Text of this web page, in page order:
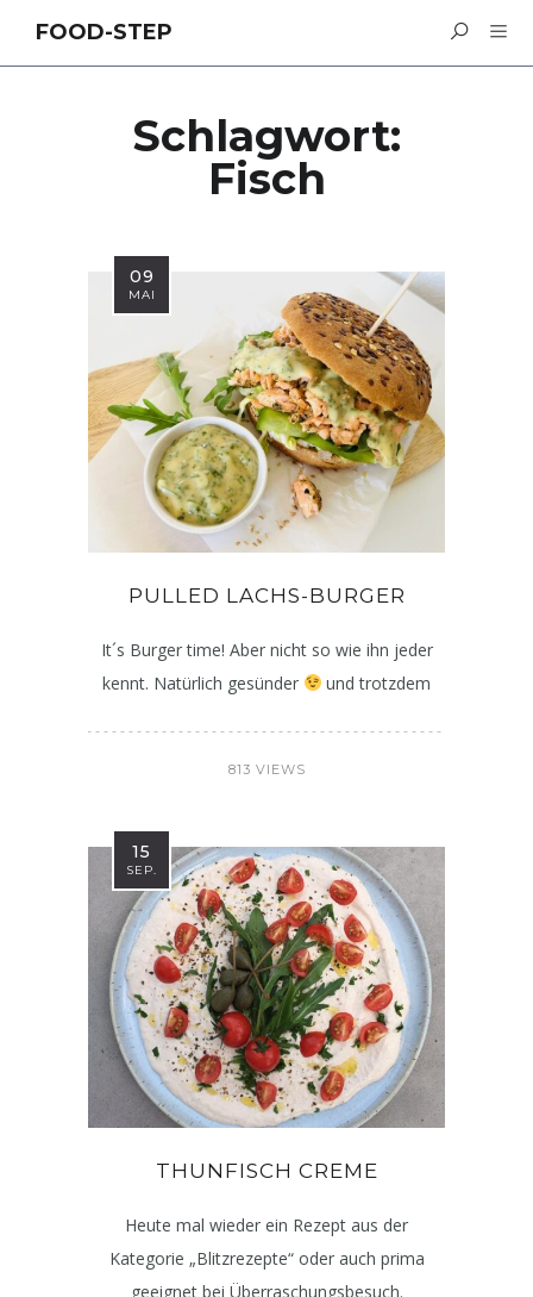
FOOD-STEP
Schlagwort:
Fisch
09
MAI
PULLED LACHS-BURGER
It´s Burger time! Aber nicht so wie ihn jeder
kennt. Natürlich gesünder
und trotzdem
813 VIEWS
15
SEP.
THUNFISCH CREME
Heute mal wieder ein Rezept aus der
Kategorie „Blitzrezepte“ oder auch prima
geeignet bei Überraschungsbesuch.